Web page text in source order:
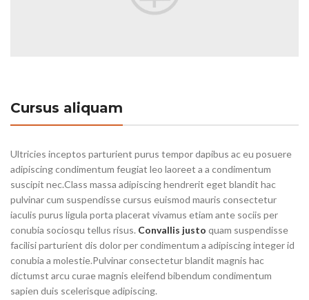
Cursus aliquam
Ultricies inceptos parturient purus tempor dapibus ac eu posuere
adipiscing condimentum feugiat leo laoreet a a condimentum
suscipit nec.Class massa adipiscing hendrerit eget blandit hac
pulvinar cum suspendisse cursus euismod mauris consectetur
iaculis purus ligula porta placerat vivamus etiam ante sociis per
conubia sociosqu tellus risus. Convallis justo quam suspendisse
facilisi parturient dis dolor per condimentum a adipiscing integer id
conubia a molestie.Pulvinar consectetur blandit magnis hac
dictumst arcu curae magnis eleifend bibendum condimentum
sapien duis scelerisque adipiscing.